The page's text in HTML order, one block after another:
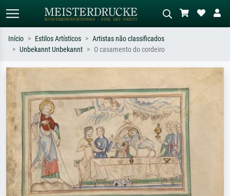
Pesquise por artista, título ou estilo –
impressionismo, onda de Hokusai, nu.
abstrato com muito vermelho, pintura
a óleo escura, nu em pé ao lado de
uma árvore.
Início Estilos Artísticos
Artistas não classificados
Unbekannt Unbekannt
O casamento do cordeiro